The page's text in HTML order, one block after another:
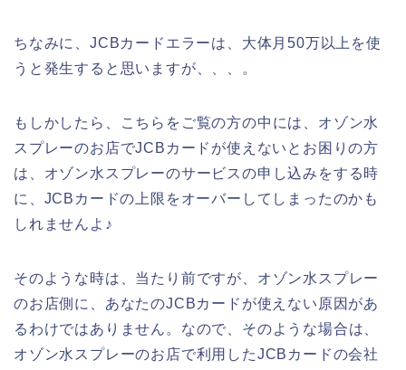
ちなみに、JCBカードエラーは、大体月50万以上を使
うと発生すると思いますが、、、。
もしかしたら、こちらをご覧の方の中には、オゾン水
スプレーのお店でJCBカードが使えないとお困りの方
は、オゾン水スプレーのサービスの申し込みをする時
に、JCBカードの上限をオーバーしてしまったのかも
しれませんよ♪
そのような時は、当たり前ですが、オゾン水スプレー
のお店側に、あなたのJCBカードが使えない原因があ
るわけではありません。なので、そのような場合は、
オゾン水スプレーのお店で利用したJCBカードの会社